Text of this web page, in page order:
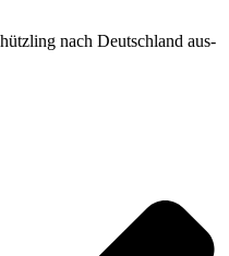
nach Deutsch­land aus­